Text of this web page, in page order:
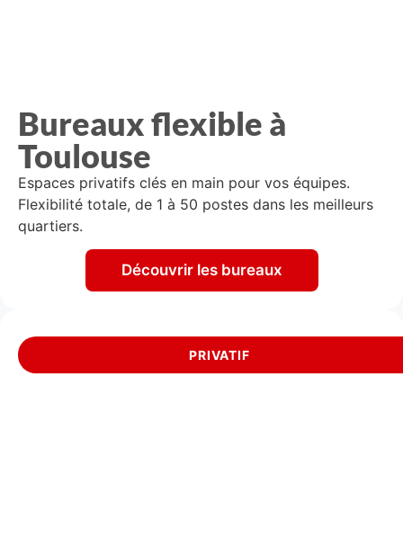
Bureaux flexible à
Toulouse
Espaces privatifs clés en main pour vos équipes.
Flexibilité totale, de 1 à 50 postes dans les meilleurs
quartiers.
Découvrir les bureaux
PRIVATIF